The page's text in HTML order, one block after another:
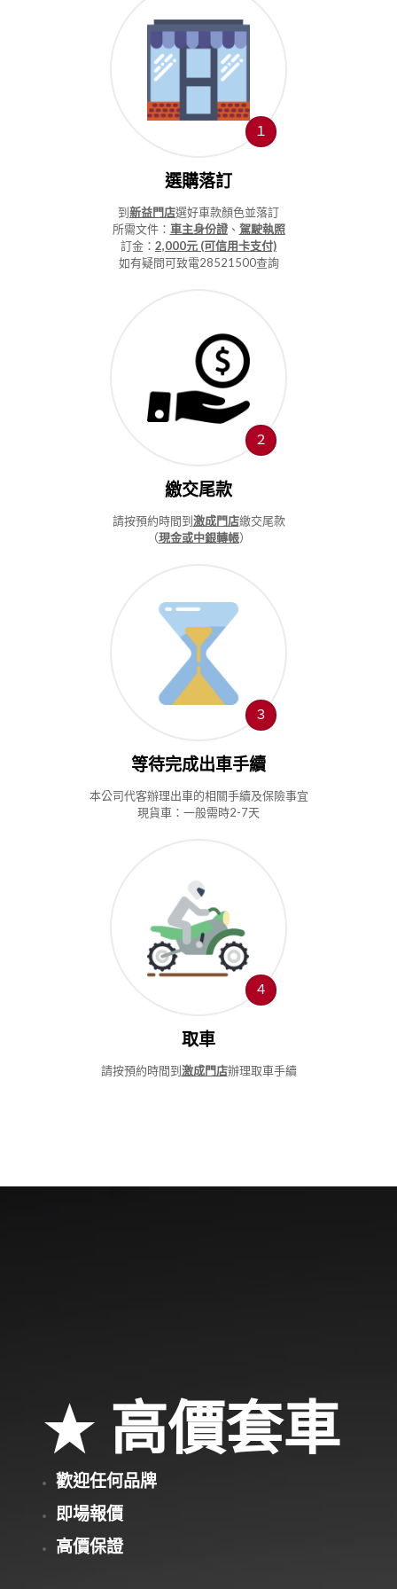
１
選購落訂
到新益門店選好車款顏色並落訂
所需文件： 車主身份證、 駕駛執照
訂金： 2,000元 (可信用卡支付)
如有疑問可致電28521500查詢
２
繳交尾款
請按預約時間到激成門店繳交尾款
（現金或中銀轉帳）
３
等待完成出車手續
本公司代客辦理出車的相關手續及保險事宜
現貨車：一般需時2-7天
４
取車
請按預約時間到激成門店辦理取車手續
高價套車
歡迎任何品牌
即場報價
高價保證